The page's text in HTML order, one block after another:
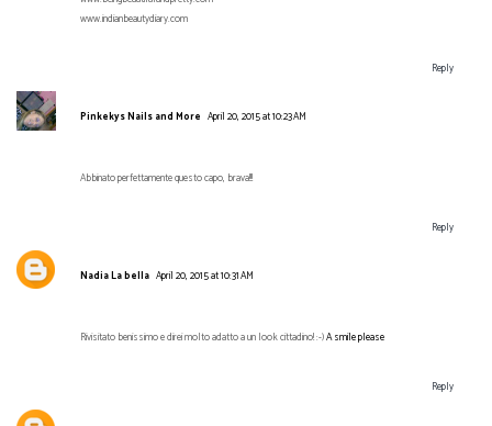
www.indianbeautydiary.com
Reply
Pinkekys Nails and More April 20, 2015 at 10:23 AM
Abbinato perfettamente questo capo, brava!!!
Reply
Nadia La bella April 20, 2015 at 10:31 AM
Rivisitato benissimo e direi molto adatto a un look cittadino! :-)A smile please
Reply